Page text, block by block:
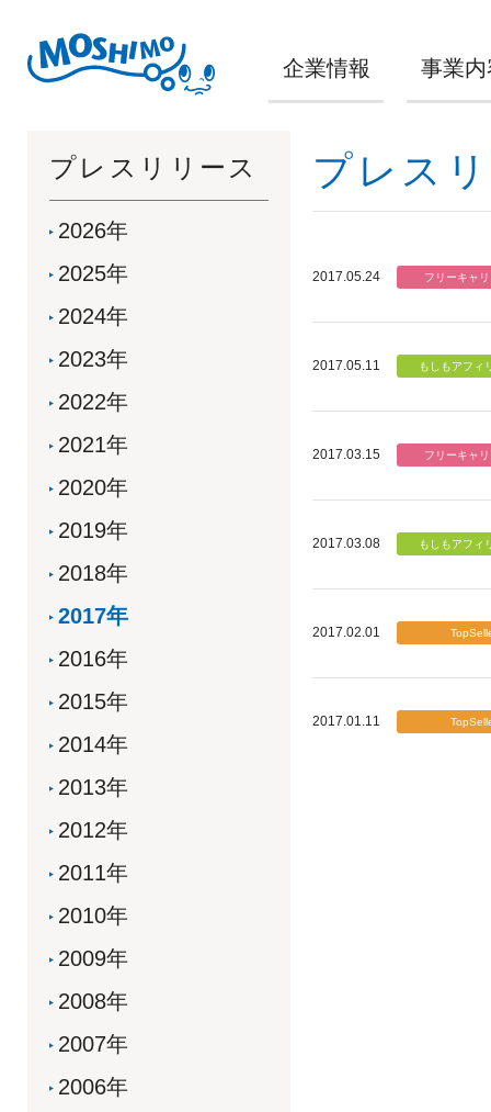
企業情報 事業内
プレス
2017.05.24
2017.05.11
2017.03.15
2017.03.08
2017.02.01
2017.01.11
プレスリリース
2026年
2025年
2024年
2023年
2022年
2021年
2020年
2019年
2018年
2017年
2016年
2015年
2014年
2013年
2012年
2011年
2010年
2009年
2008年
2007年
2006年